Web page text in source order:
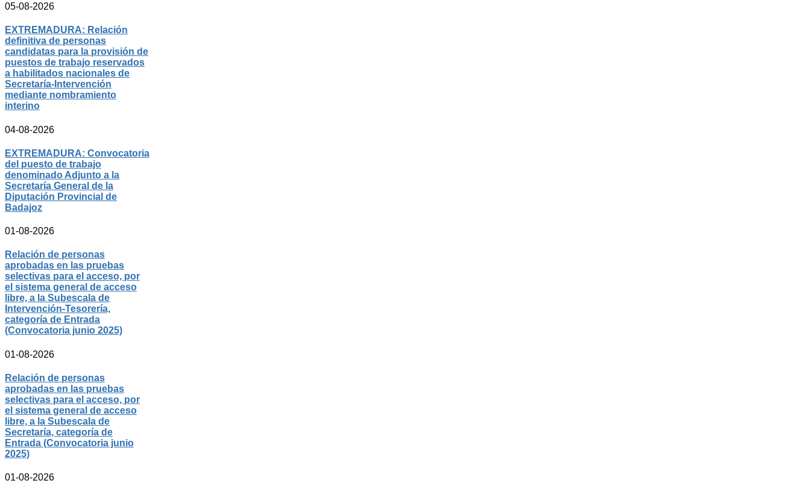
05-08-2026
EXTREMADURA: Relación
definitiva de personas
candidatas para la provisión de
puestos de trabajo reservados
a habilitados nacionales de
Secretaría-Intervención
mediante nombramiento
interino
04-08-2026
EXTREMADURA: Convocatoria
del puesto de trabajo
denominado Adjunto a la
Secretaría General de la
Diputación Provincial de
Badajoz
01-08-2026
Relación de personas
aprobadas en las pruebas
selectivas para el acceso, por
el sistema general de acceso
libre, a la Subescala de
Intervención-Tesorería,
categoría de Entrada
(Convocatoria junio 2025)
01-08-2026
Relación de personas
aprobadas en las pruebas
selectivas para el acceso, por
el sistema general de acceso
libre, a la Subescala de
Secretaría, categoría de
Entrada (Convocatoria junio
2025)
01-08-2026